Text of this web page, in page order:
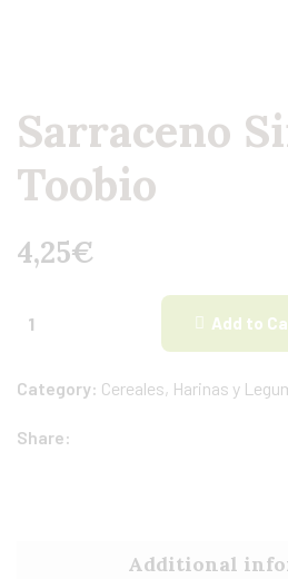
Sarraceno
Toobio
4,25€
Add to
Category: Cereales, Harinas y
Share:
Additional